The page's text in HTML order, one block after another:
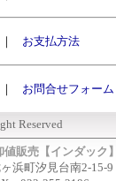
｜ お支払方法
｜ お問合せフォーム
Reserved
販売【インダック】
浜町汐見台南2-15-9